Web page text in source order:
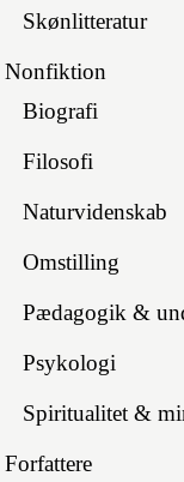
Skønlitteratur
Nonfiktion
Biografi
Filosofi
Naturvidenskab
Omstilling
Pædagogik &
Psykologi
Spiritualitet &
Forfattere